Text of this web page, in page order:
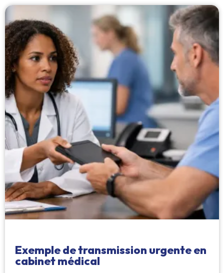
Exemple de transmission urgente en
cabinet médical